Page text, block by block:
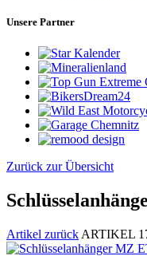
Unsere Partner
Zurück zur Übersicht
Artikel zurück ARTIKEL